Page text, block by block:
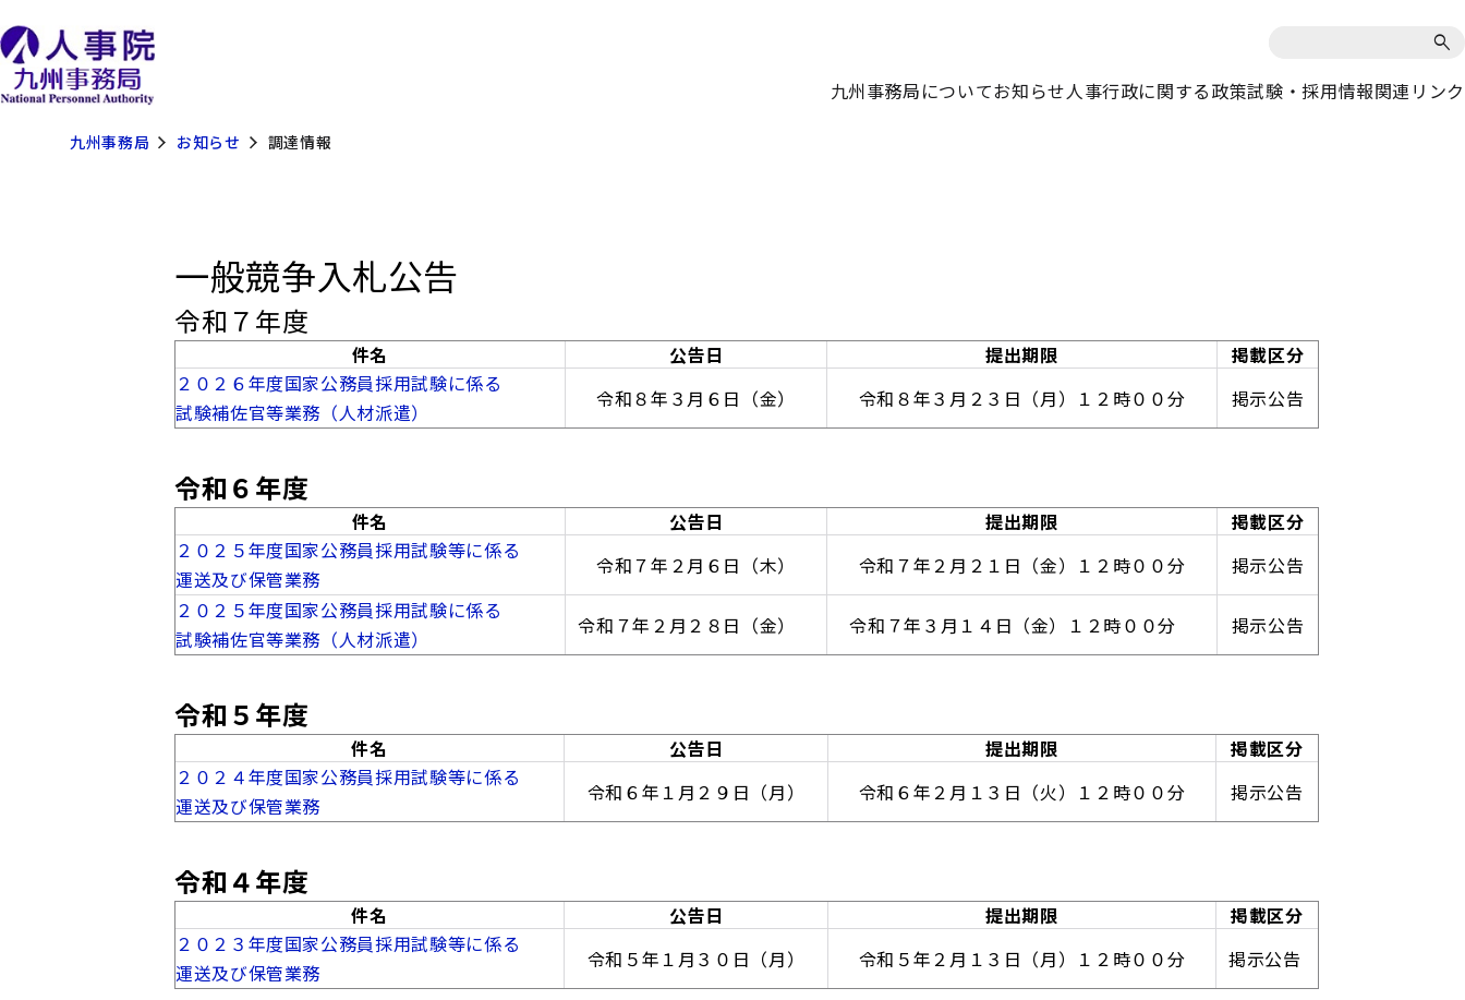
九州事務局についてお知らせ人事行政に関する政策試験・採用情報関連リンク
九州事務局 お知らせ 調達情報
一般競争入札公告
​令和７年度
件名 公告日 提出期限
掲載区分
２０２６年度国家公務員採用試験に係る
試験補佐官等業務（人材派遣）
令和８年３月６日（金） 令和８年３月２３日（月）１２時００分 掲示公告
令和６年度
件名 公告日 提出期限
掲載区分
２０２５年度国家公務員採用試験等に係る
運送及び保管業務
令和７年２月６日（木） 令和７年２月２１日（金）１２時００分
掲示公告
２０２５年度国家公務員採用試験に係る
試験補佐官等業務（人材派遣）
令和７年２月２８日（金） 令和７年３月１４日（金）１２時００分 掲示公告
令和５年度
件名 公告日 提出期限
掲載区分
２０２４年度国家公務員採用試験等に係る
運送及び保管業務
令和６年１月２９日（月） 令和６年２月１３日（火）１２時００分 掲示公告
令和４年度
件名 公告日 提出期限
掲載区分
２０２３年度国家公務員採用試験等に係る
運送及び保管業務
令和５年１月３０日（月） 令和５年２月１３日（月）１２時００分 掲示公告